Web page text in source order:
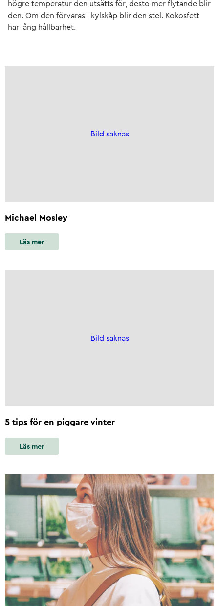
högre temperatur den utsätts för, desto mer flytande blir
den. Om den förvaras i kylskåp blir den stel. Kokosfett
har lång hållbarhet.
Bild saknas
Michael Mosley
Läs mer
Bild saknas
5 tips för en piggare vinter
Läs mer